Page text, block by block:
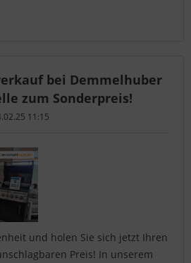
bei Demmelhuber
zum Sonderpreis!
11:15
und holen Sie sich jetzt Ihren
Preis! In unserem